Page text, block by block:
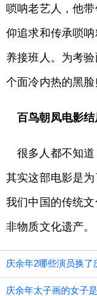
唢呐老艺人，他
仰追求和传承唢
养接班人。为考
个面冷内热的黑脸
百鸟朝凤电影结
很多人都不知
其实这部电影是
我们中国的传统
非物质文化遗产。
庆余年2哪些演员换了
庆余年太子画的女子